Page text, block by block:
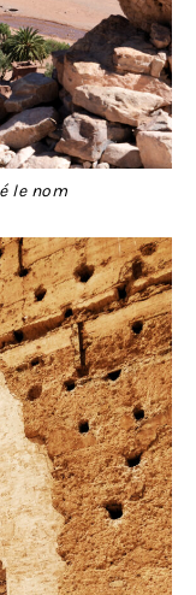
le nom